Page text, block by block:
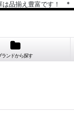
は品揃え豊富です！ *
ランドから探す